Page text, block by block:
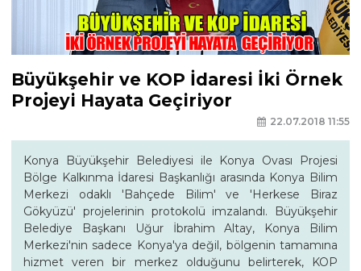
Büyükşehir ve KOP İdaresi İki Örnek
Projeyi Hayata Geçiriyor
22.07.2018 11:55
Konya Büyükşehir Belediyesi ile Konya Ovası Projesi
Bölge Kalkınma İdaresi Başkanlığı arasında Konya Bilim
Merkezi odaklı 'Bahçede Bilim' ve 'Herkese Biraz
Gökyüzü' projelerinin protokolü imzalandı. Büyükşehir
Belediye Başkanı Uğur İbrahim Altay, Konya Bilim
Merkezi'nin sadece Konya'ya değil, bölgenin tamamına
hizmet veren bir merkez olduğunu belirterek, KOP